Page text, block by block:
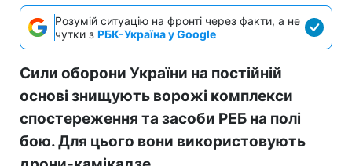
Розумій ситуацію на фронті через факти, а не
чутки з РБК-Україна у Google
Сили оборони України на постійній
основі знищують ворожі комплекси
спостереження та засоби РЕБ на полі
бою. Для цього вони використовують